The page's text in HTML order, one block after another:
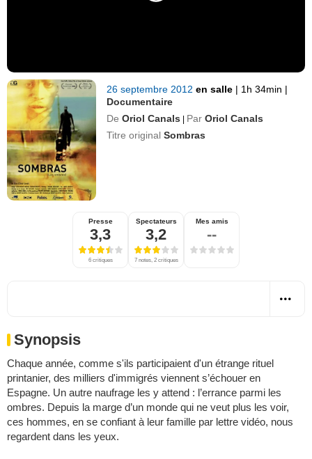
26 septembre 2012en salle | 1h 34min |
Documentaire
De Oriol Canals | Par Oriol Canals
Titre originalSombras
Presse
3,3
6 critiques
Spectateurs
3,2
7 notes, 2 critiques
Mes amis
--
Synopsis
Chaque année, comme s'ils participaient d'un étrange rituel
printanier, des milliers d'immigrés viennent s’échouer en
Espagne. Un autre naufrage les y attend : l’errance parmi les
ombres. Depuis la marge d’un monde qui ne veut plus les voir,
ces hommes, en se confiant à leur famille par lettre vidéo, nous
regardent dans les yeux.